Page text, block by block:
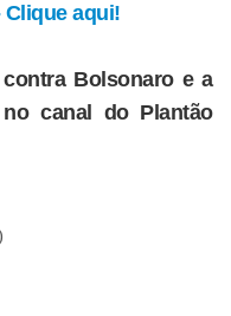
Clique aqui!
Bolsonaro e a
canal do Plantão